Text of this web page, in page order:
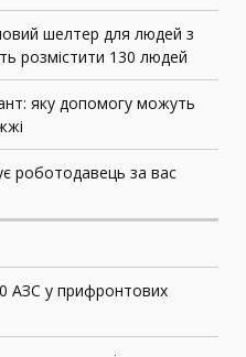
шелтер для людей з
розмістити 130 людей
яку допомогу можуть
роботодавець за вас
АЗС у прифронтових